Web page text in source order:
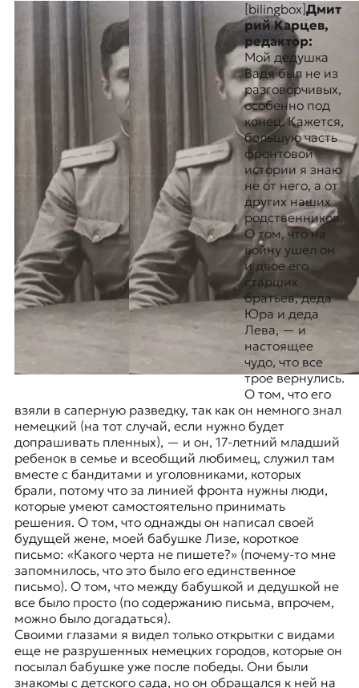
[bilingbox]Дмит
рий Карцев,
редактор:
Мой дедушка
Вадя был не из
разговорчивых,
особенно под
конец. Кажется,
большую часть
фронтовой
истории я знаю
не от него, а от
других наших
родственников.
О том, что на
войну ушел он
и двое его
старших
братьев, деда
Юра и деда
Лева, — и
настоящее
чудо, что все
трое вернулись.
О том, что его
взяли в саперную разведку, так как он немного знал
немецкий (на тот случай, если нужно будет
допрашивать пленных), — и он, 17-летний младший
ребенок в семье и всеобщий любимец, служил там
вместе с бандитами и уголовниками, которых
брали, потому что за линией фронта нужны люди,
которые умеют самостоятельно принимать
решения. О том, что однажды он написал своей
будущей жене, моей бабушке Лизе, короткое
письмо: «Какого черта не пишете?» (почему-то мне
запомнилось, что это было его единственное
письмо). О том, что между бабушкой и дедушкой не
все было просто (по содержанию письма, впрочем,
можно было догадаться).
Своими глазами я видел только открытки с видами
еще не разрушенных немецких городов, которые он
посылал бабушке уже после победы. Они были
знакомы с детского сада, но он обращался к ней на